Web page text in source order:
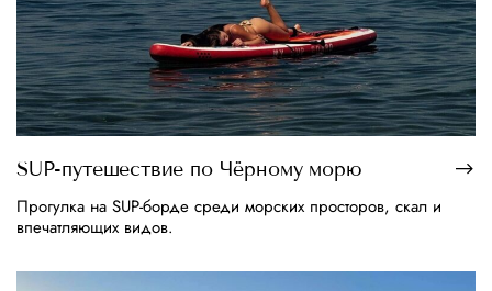
SUP-путешествие по Чёрному морю
Прогулка на SUP-борде среди морских просторов, скал и
впечатляющих видов.